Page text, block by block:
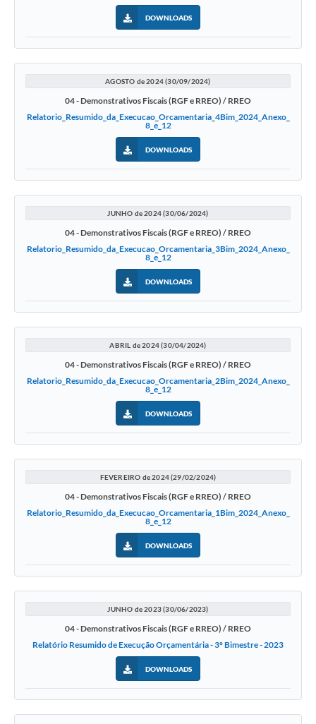
DOWNLOADS
AGOSTO de 2024 (30/09/2024)
04 - Demonstrativos Fiscais (RGF e RREO) / RREO
Relatorio_Resumido_da_Execucao_Orcamentaria_4Bim_2024_Anexo_
8_e_12
DOWNLOADS
JUNHO de 2024 (30/06/2024)
04 - Demonstrativos Fiscais (RGF e RREO) / RREO
Relatorio_Resumido_da_Execucao_Orcamentaria_3Bim_2024_Anexo_
8_e_12
DOWNLOADS
ABRIL de 2024 (30/04/2024)
04 - Demonstrativos Fiscais (RGF e RREO) / RREO
Relatorio_Resumido_da_Execucao_Orcamentaria_2Bim_2024_Anexo_
8_e_12
DOWNLOADS
FEVEREIRO de 2024 (29/02/2024)
04 - Demonstrativos Fiscais (RGF e RREO) / RREO
Relatorio_Resumido_da_Execucao_Orcamentaria_1Bim_2024_Anexo_
8_e_12
DOWNLOADS
JUNHO de 2023 (30/06/2023)
04 - Demonstrativos Fiscais (RGF e RREO) / RREO
Relatório Resumido de Execução Orçamentária - 3° Bimestre - 2023
DOWNLOADS